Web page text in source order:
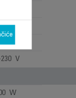
V
230 V
W